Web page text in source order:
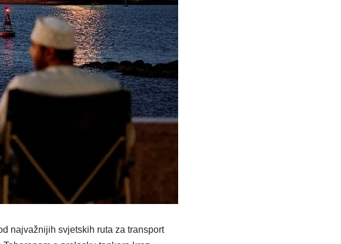
najvažnijih svjetskih ruta za transport